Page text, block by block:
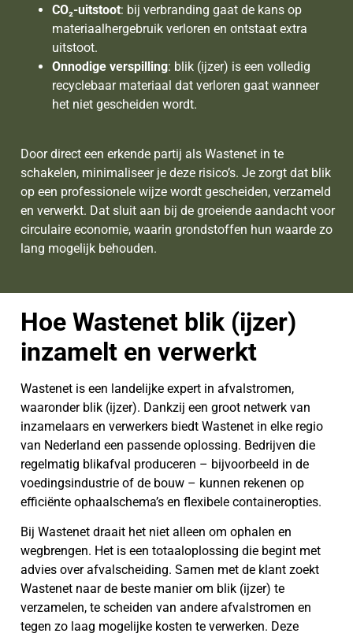
CO₂-uitstoot: bij verbranding gaat de kans op
materiaalhergebruik verloren en ontstaat extra
uitstoot.
Onnodige verspilling: blik (ijzer) is een volledig
recyclebaar materiaal dat verloren gaat wanneer
het niet gescheiden wordt.
Door direct een erkende partij als Wastenet in te
schakelen, minimaliseer je deze risico’s. Je zorgt dat blik
op een professionele wijze wordt gescheiden, verzameld
en verwerkt. Dat sluit aan bij de groeiende aandacht voor
circulaire economie, waarin grondstoffen hun waarde zo
lang mogelijk behouden.
Hoe Wastenet blik (ijzer)
inzamelt en verwerkt
Wastenet is een landelijke expert in afvalstromen,
waaronder blik (ijzer). Dankzij een groot netwerk van
inzamelaars en verwerkers biedt Wastenet in elke regio
van Nederland een passende oplossing. Bedrijven die
regelmatig blikafval produceren – bijvoorbeeld in de
voedingsindustrie of de bouw – kunnen rekenen op
efficiënte ophaalschema’s en flexibele containeropties.
Bij Wastenet draait het niet alleen om ophalen en
wegbrengen. Het is een totaaloplossing die begint met
advies over afvalscheiding. Samen met de klant zoekt
Wastenet naar de beste manier om blik (ijzer) te
verzamelen, te scheiden van andere afvalstromen en
tegen zo laag mogelijke kosten te verwerken. Deze